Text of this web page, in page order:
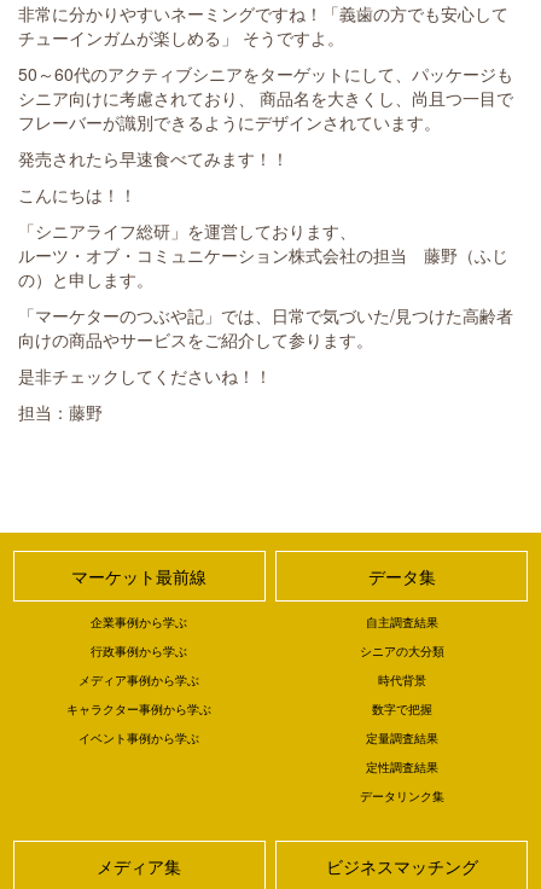
非常に分かりやすいネーミングですね！「義歯の方でも安心して
チューインガムが楽しめる」 そうですよ。
50～60代のアクティブシニアをターゲットにして、パッケージも
シニア向けに考慮されており、 商品名を大きくし、尚且つ一目で
フレーバーが識別できるようにデザインされています。
発売されたら早速食べてみます！！
こんにちは！！
「シニアライフ総研」を運営しております、
ルーツ・オブ・コミュニケーション株式会社の担当 藤野（ふじ
の）と申します。
「マーケターのつぶや記」では、日常で気づいた/見つけた高齢者
向けの商品やサービスをご紹介して参ります。
是非チェックしてくださいね！！
担当：藤野
マーケット最前線
企業事例から学ぶ
行政事例から学ぶ
メディア事例から学ぶ
キャラクター事例から学ぶ
イベント事例から学ぶ
データ集
自主調査結果
シニアの大分類
時代背景
数字で把握
定量調査結果
定性調査結果
データリンク集
メディア集 ビジネスマッチング